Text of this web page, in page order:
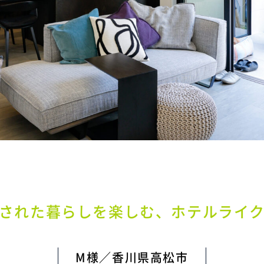
れた暮らしを楽しむ、ホテルライ
M様／香川県高松市